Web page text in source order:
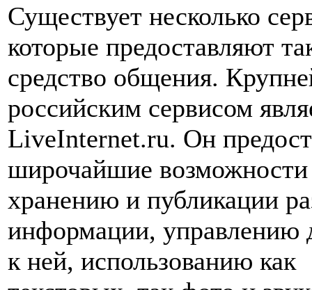
Существует несколько
которые предоставляют
средство общения.
российским сервисом
LiveInternet.ru. Он
широчайшие
хранению и публикации
информации, управлению
к ней, использованию как